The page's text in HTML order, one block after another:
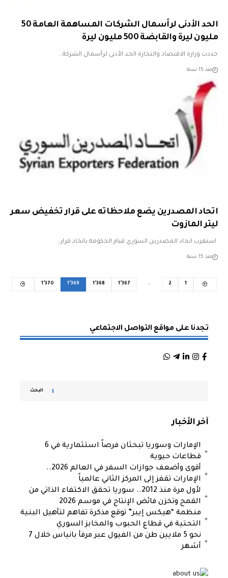
الحد الأدنى لرأسمال الشركات المساهمة العامة 50
مليون ليرة والقابضة 500 مليون ليرة
حددت وزارة الاقتصاد والتجارة الحد الأدنى لرأسمال الشركة…
منذ 15 سنة
اتحاد المصدرين يضع ملاحظاته على قرار تخفيض سعر
ليتر المازوت
استغرب اتحاد المصدرين السوري قيام الحكومة باتخاذ قرار…
منذ 15 سنة
1
2
… 1٬367 1٬368 1٬369 1٬370
تجدنا على مواقع التواصل الاجتماعي
البحث
آخر الأخبار
الإمارات وسوريا تبحثان فرصاً استثمارية في 6
قطاعات حيوية
أقوى وأضعف جوازات السفر في العالم 2026..
الإمارات تقفز إلى المركز الثاني عالمياً
لأول مرة منذ 2012.. سوريا تحقق الاكتفاء الذاتي من
القمح وتخزن فائض الإنتاج في موسم 2026
منظمة “هيكس إيبر” توقع مذكرة تفاهم لتأهيل البنية
التحتية في قطاع الحبوب والمخابز السوري
نحو 5 ملايين طن من الفيول عبر مرفأ بانياس خلال 7
أشهر